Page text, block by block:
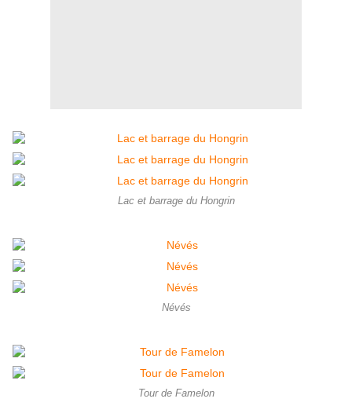
Lac et barrage du Hongrin
Névés
Tour de Famelon